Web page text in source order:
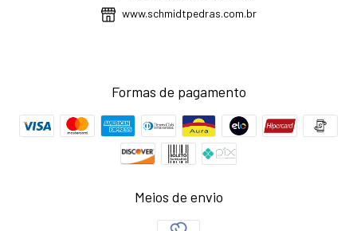
www.schmidtpedras.com.br
Formas de pagamento
Meios de envio